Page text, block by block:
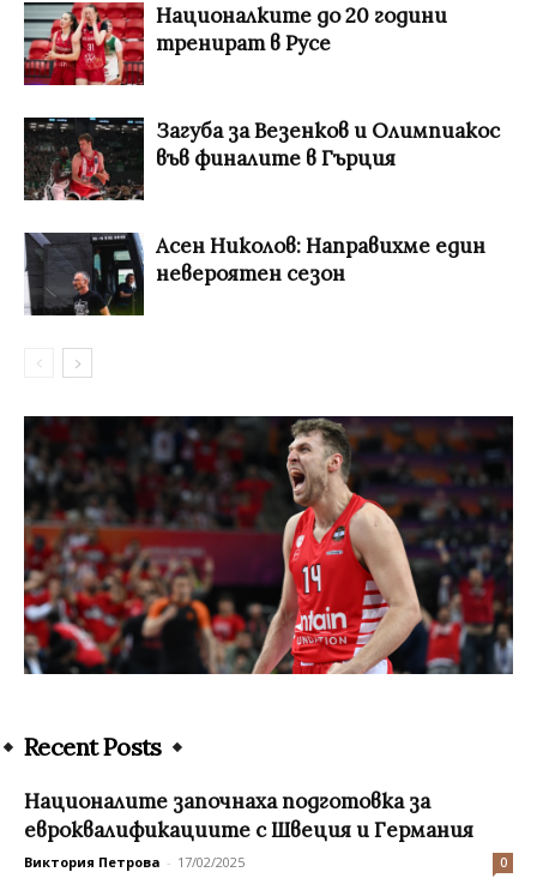
Националките до 20 години
тренират в Русе
Загуба за Везенков и Олимпиакос
във финалите в Гърция
Асен Николов: Направихме един
невероятен сезон
Recent Posts
Националите започнаха подготовка за
евроквалификациите с Швеция и Германия
Виктория Петрова - 17/02/2025 0